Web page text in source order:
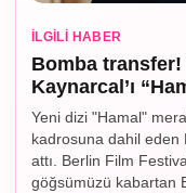
İLGILI HABER
Bomba
Kaynarcal’ı
Yeni dizi "Hamal"
kadrosuna dahil eden
attı. Berlin Film
göğsümüzü kabartan